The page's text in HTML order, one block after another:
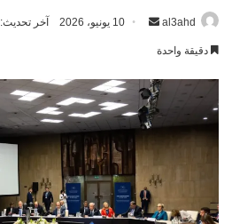
al3ahd
أرسل10 يونيو، 2026 آخر تحديث: 10 يونيو، 2026
دقيقة واحدة